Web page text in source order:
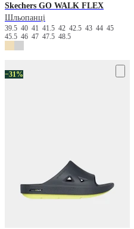
Skechers GO WALK FLEX
Шльопанці
39.5 40 41 41.5 42 42.5 43 44 45
45.5 46 47 47.5 48.5
−31%